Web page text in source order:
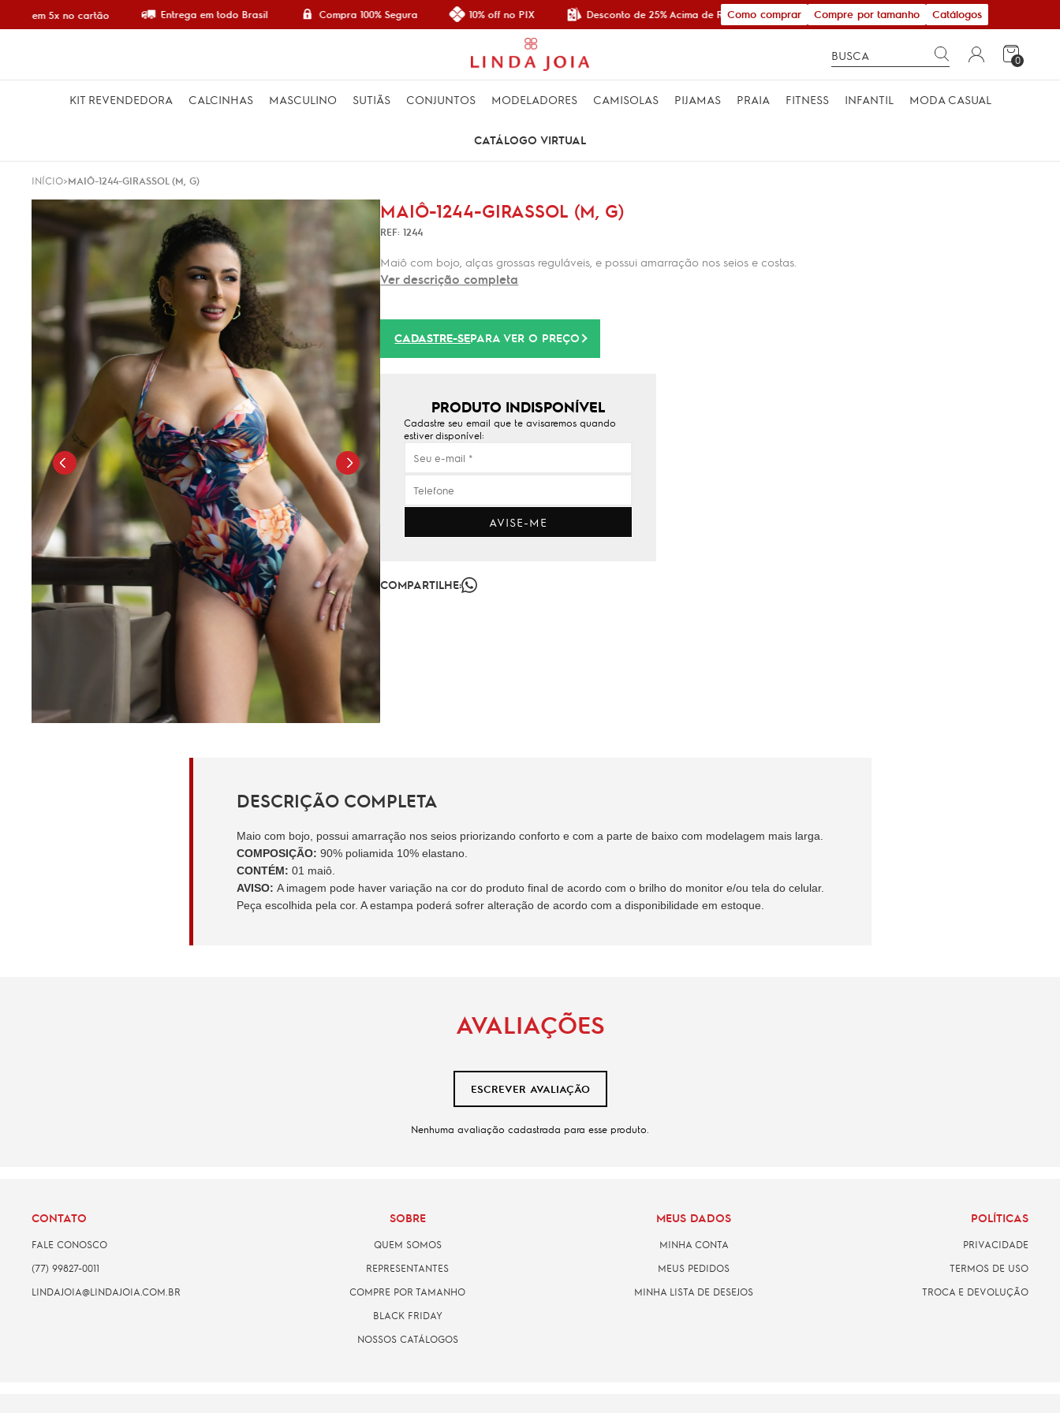
em 5x no cartão Entrega em todo Brasil Compra 100% Segura 10% off no PIX Desconto de 25% Acima de R$ 600,00Como comprar Compre por tamanho Catálogos
0
KIT REVENDEDORA CALCINHAS MASCULINO SUTIÃS CONJUNTOS MODELADORES CAMISOLAS PIJAMAS PRAIA FITNESS INFANTIL MODA CASUAL
CATÁLOGO VIRTUAL
INÍCIO MAIÔ-1244-GIRASSOL (M, G)
MAIÔ-1244-GIRASSOL (M, G)
REF: 1244
Maiô com bojo, alças grossas reguláveis, e possui amarração nos seios e costas.
Ver descrição completa
CADASTRE-SEPARA VER O PREÇO
PRODUTO INDISPONÍVEL
Cadastre seu email que te avisaremos quando
estiver disponível:
AVISE-ME
COMPARTILHE:
DESCRIÇÃO COMPLETA
Maio com bojo, possui amarração nos seios priorizando conforto e com a parte de baixo com modelagem mais larga.
COMPOSIÇÃO: 90% poliamida 10% elastano.
CONTÉM: 01 maiô.
AVISO: A imagem pode haver variação na cor do produto final de acordo com o brilho do monitor e/ou tela do celular.
Peça escolhida pela cor. A estampa poderá sofrer alteração de acordo com a disponibilidade em estoque.
AVALIAÇÕES
ESCREVER AVALIAÇÃO
Nenhuma avaliação cadastrada para esse produto.
CONTATO
FALE CONOSCO
(77) 99827-0011
LINDAJOIA@LINDAJOIA.COM.BR
SOBRE
QUEM SOMOS
REPRESENTANTES
COMPRE POR TAMANHO
BLACK FRIDAY
NOSSOS CATÁLOGOS
MEUS DADOS
MINHA CONTA
MEUS PEDIDOS
MINHA LISTA DE DESEJOS
POLÍTICAS
PRIVACIDADE
TERMOS DE USO
TROCA E DEVOLUÇÃO